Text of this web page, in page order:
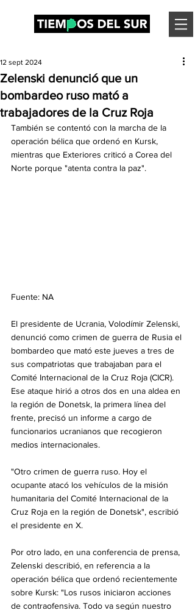
Zelenski denunció que un
bombardeo ruso mató a
trabajadores de la Cruz Roja
12 sept 2024
También se contentó con la marcha de la
operación bélica que ordenó en Kursk,
mientras que Exteriores criticó a Corea del
Norte porque "atenta contra la paz".
Fuente: NA
El presidente de Ucrania, Volodímir Zelenski,
denunció como crimen de guerra de Rusia el
bombardeo que mató este jueves a tres de
sus compatriotas que trabajaban para el
Comité Internacional de la Cruz Roja (CICR).
Ese ataque hirió a otros dos en una aldea en
la región de Donetsk, la primera línea del
frente, precisó un informe a cargo de
funcionarios ucranianos que recogieron
medios internacionales.
"Otro crimen de guerra ruso. Hoy el
ocupante atacó los vehículos de la misión
humanitaria del Comité Internacional de la
Cruz Roja en la región de Donetsk", escribió
el presidente en X.
Por otro lado, en una conferencia de prensa,
Zelenski describió, en referencia a la
operación bélica que ordenó recientemente
sobre Kursk: "Los rusos iniciaron acciones
de contraofensiva. Todo va según nuestro